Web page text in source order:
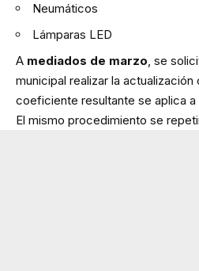
Neumáticos
Lámparas LED
A mediados de marzo, se
municipal realizar la
coeficiente resultante se aplica a
El mismo procedimiento se